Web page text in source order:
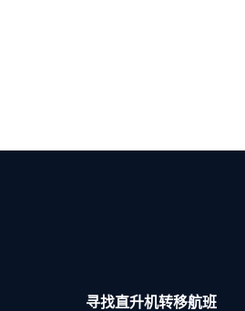
寻找直升机转移航班